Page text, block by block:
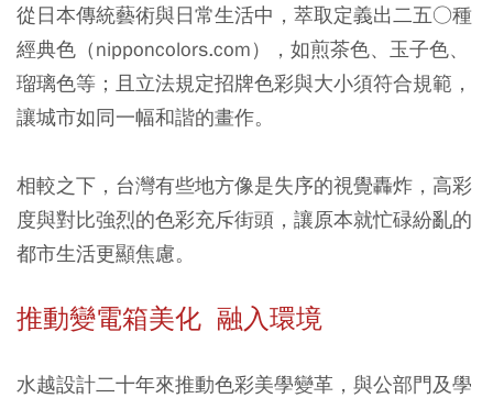
從日本傳統藝術與日常生活中，萃取定義出二五○種
經典色（nipponcolors.com），如煎茶色、玉子色、
瑠璃色等；且立法規定招牌色彩與大小須符合規範，
讓城市如同一幅和諧的畫作。
相較之下，台灣有些地方像是失序的視覺轟炸，高彩
度與對比強烈的色彩充斥街頭，讓原本就忙碌紛亂的
都市生活更顯焦慮。
推動變電箱美化 融入環境
水越設計二十年來推動色彩美學變革，與公部門及學